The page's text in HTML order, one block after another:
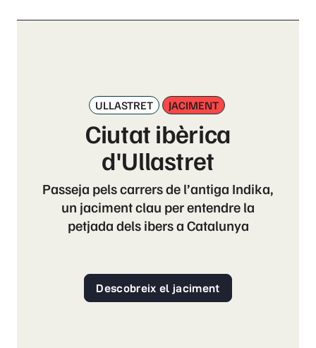
ULLASTRET JACIMENT
Ciutat ibèrica
d'Ullastret
Passeja pels carrers de l’antiga Indika,
un jaciment clau per entendre la
petjada dels ibers a Catalunya
Descobreix el jaciment